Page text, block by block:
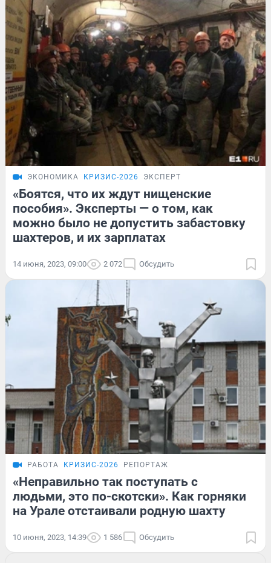
ЭКОНОМИКА КРИЗИС-2026 ЭКСПЕРТ
«Боятся, что их ждут нищенские
пособия». Эксперты — о том, как
можно было не допустить забастовку
шахтеров, и их зарплатах
14 июня, 2023, 09:00 2 072 Обсудить
РАБОТА КРИЗИС-2026 РЕПОРТАЖ
«Неправильно так поступать с
людьми, это по-скотски». Как горняки
на Урале отстаивали родную шахту
10 июня, 2023, 14:39 1 586 Обсудить